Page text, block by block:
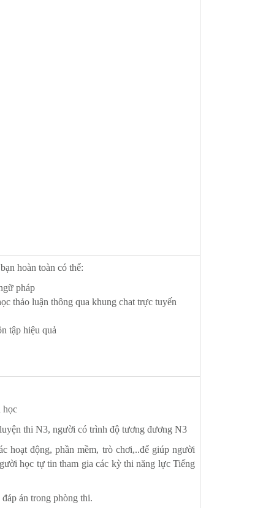
hoàn toàn có thể:
pháp
thảo luận thông qua khung chat trực tuyến
tập hiệu quả
học
thi N3, người có trình độ tương đương N3
hoạt động, phần mềm, trò chơi,..để giúp người
học tự tin tham gia các kỳ thi năng lực Tiếng
án trong phòng thi.